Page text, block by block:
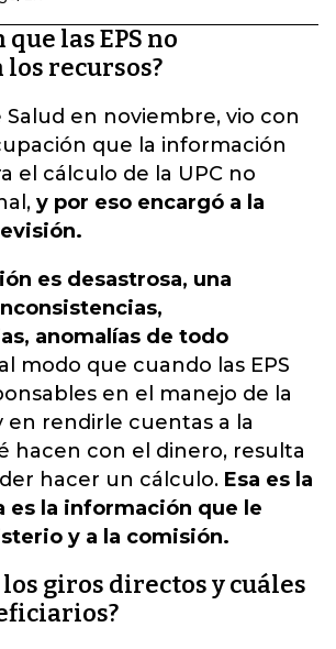
las EPS no
recursos?
Salud en noviembre, vio con
que la información
el cálculo de la UPC no
y por eso encargó a la
es desastrosa, una
anomalías de todo
modo que cuando las EPS
en el manejo de la
en rendirle cuentas a la
hacen con el dinero, resulta
hacer un cálculo. Esa es la
es la información que le
y a la comisión.
los giros directos y cuáles